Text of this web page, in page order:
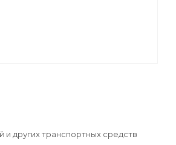
других транспортных средств